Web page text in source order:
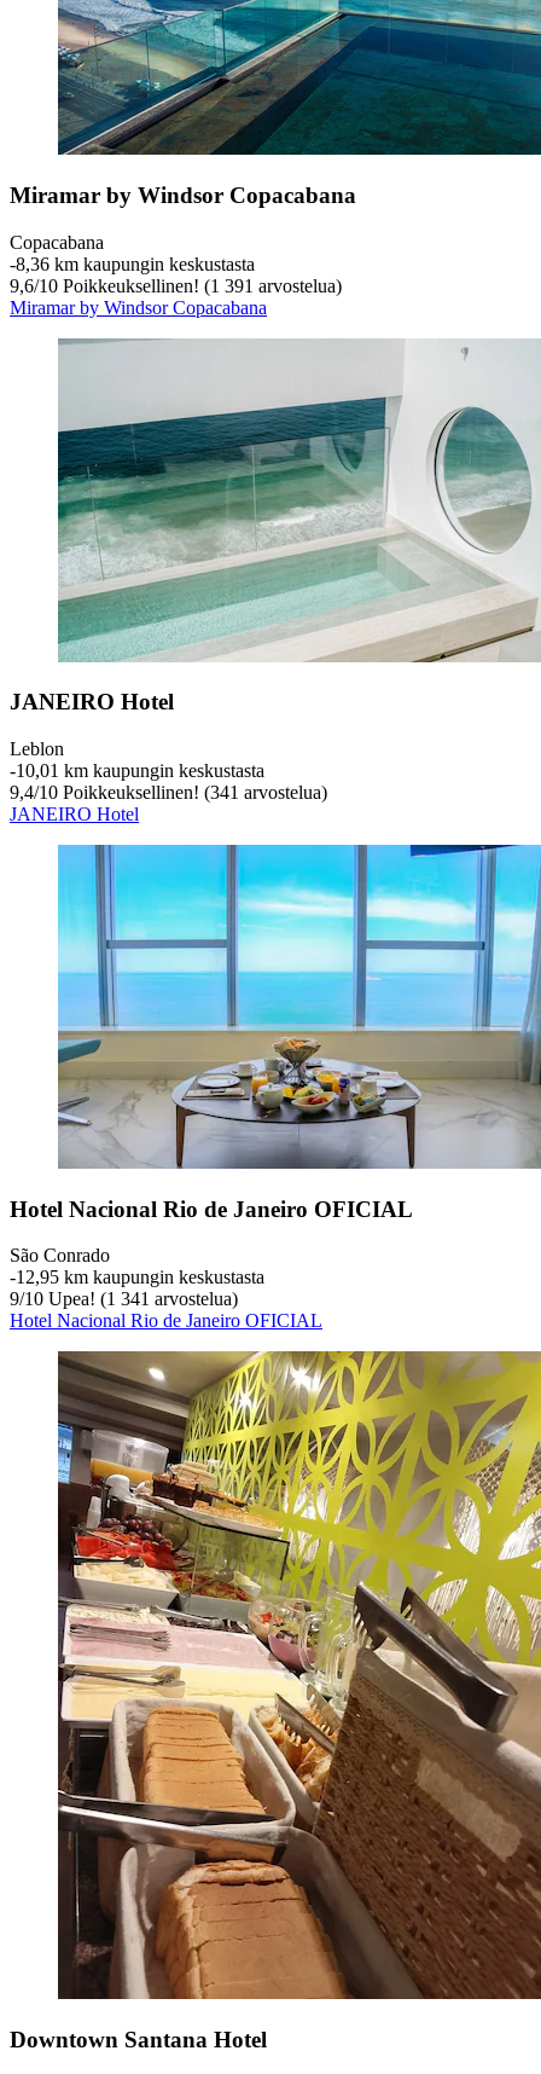
Miramar by Windsor Copacabana
Copacabana
‐8,36 km kaupungin keskustasta
9,6/10 Poikkeuksellinen! (1 391 arvostelua)
Miramar by Windsor Copacabana
JANEIRO Hotel
Leblon
‐10,01 km kaupungin keskustasta
9,4/10 Poikkeuksellinen! (341 arvostelua)
JANEIRO Hotel
Hotel Nacional Rio de Janeiro OFICIAL
São Conrado
‐12,95 km kaupungin keskustasta
9/10 Upea! (1 341 arvostelua)
Hotel Nacional Rio de Janeiro OFICIAL
Downtown Santana Hotel